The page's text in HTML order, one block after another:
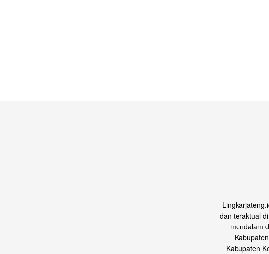
dan teraktual
mendalam
Kabupaten